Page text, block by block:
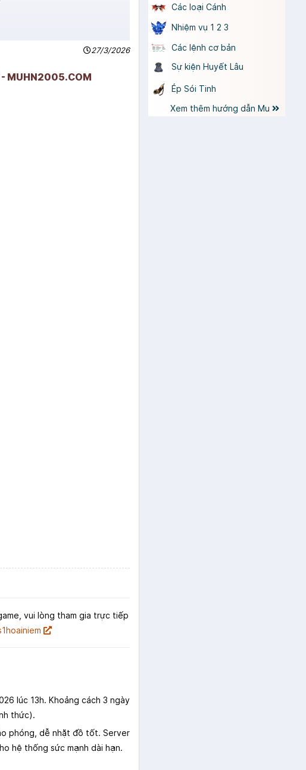
27/3/2026
- MUHN2005.COM
vui lòng tham gia trực tiếp
lúc 13h. Khoảng cách 3 ngày
thức).
phóng, dễ nhặt đồ tốt. Server
hệ thống sức mạnh dài hạn.
Các loại Cánh
Nhiệm vụ 1 2 3
Các lệnh cơ bản
Sự kiện Huyết Lâu
Ép Sói Tinh
Xem thêm hướng dẫn Mu